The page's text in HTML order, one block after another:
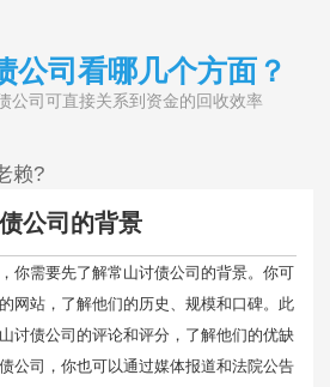
公司看哪几个方面？
公司可直接关系到资金的回收效率
公司的背景
你需要先了解常山讨债公司的背景。你可
网站，了解他们的历史、规模和口碑。此
讨债公司的评论和评分，了解他们的优缺
公司，你也可以通过媒体报道和法院公告